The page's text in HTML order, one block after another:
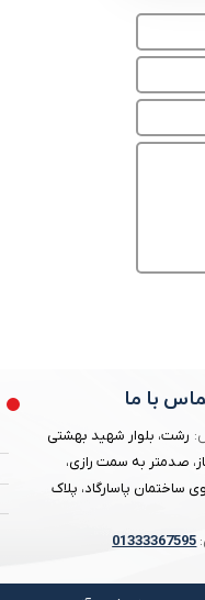
با ما
رشت، بلوار شهید بهشتی
صدمتر به سمت رازی،
ساختمان پاسارگاد، پلاک
01333367595